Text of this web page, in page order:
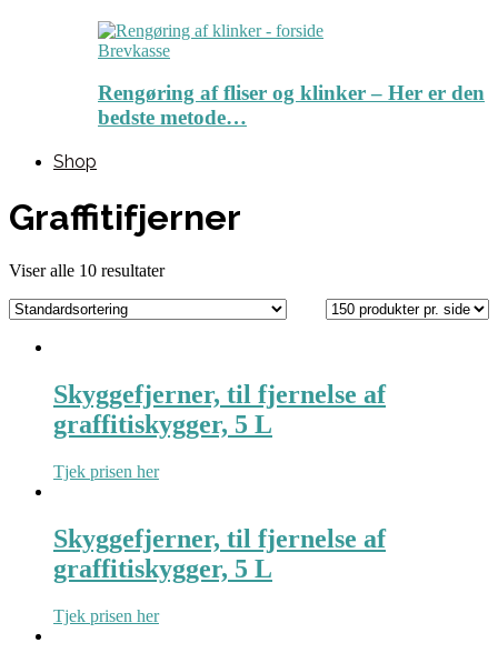
Brevkasse
Rengøring af fliser og klinker – Her er den
bedste metode…
Shop
Graffitifjerner
Viser alle 10 resultater
Skyggefjerner, til fjernelse af
graffitiskygger, 5 L
Tjek prisen her
Skyggefjerner, til fjernelse af
graffitiskygger, 5 L
Tjek prisen her